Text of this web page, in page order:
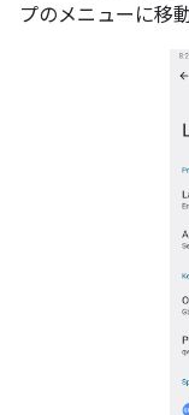
プのメニューに移